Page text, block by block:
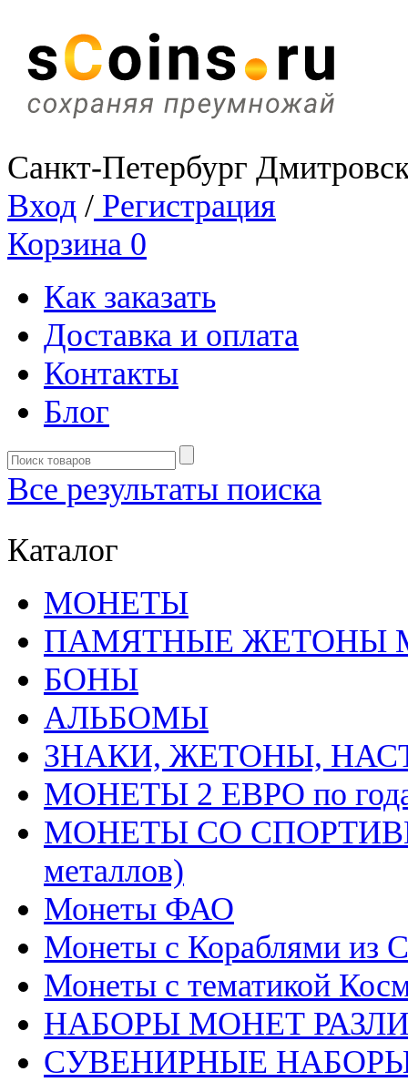
Санкт-Петербург
Вход / Регистрация
Корзина 0
Как заказать
Доставка и оплата
Контакты
Блог
Все результаты поиска
Каталог
MОНЕТЫ
ПАМЯТНЫЕ ЖЕТОНЫ
БОНЫ
АЛЬБОМЫ
ЗНАКИ, ЖЕТОНЫ,
МОНЕТЫ 2 ЕВРО по
МОНЕТЫ СО
металлов)
Монеты ФАО
Монеты с Кораблями из
Монеты с тематикой
НАБОРЫ МОНЕТ
СУВЕНИРНЫЕ